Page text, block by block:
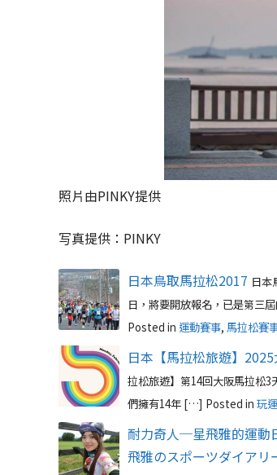
照片由PINKY提供
写真提供：PINKY
日本鳥取馬拉松2017 日本
日，將要開放報名，已是第三
Posted in 運動賽事, 馬拉松賽
日本【馬拉松旅遊】
拉松旅遊】第14回大阪馬拉松3
們擁有14年 […] Posted in 玩
耐力奇人─星飛雅的運
飛雅のスポーツダイアリ